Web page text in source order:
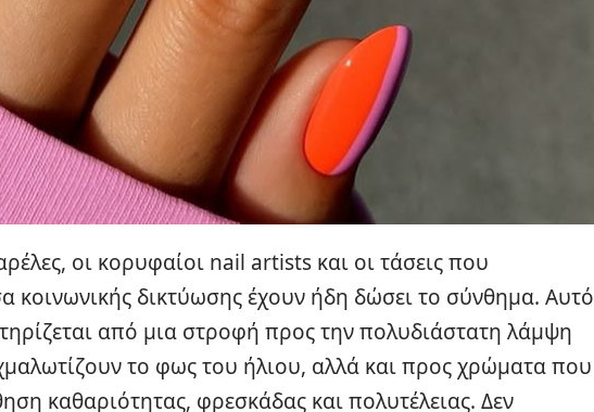
οι κορυφαίοι nail artists και οι τάσεις που
κοινωνικής δικτύωσης έχουν ήδη δώσει το σύνθημα. Αυτό
από μια στροφή προς την πολυδιάστατη λάμψη
το φως του ήλιου, αλλά και προς χρώματα που
καθαριότητας, φρεσκάδας και πολυτέλειας. Δεν